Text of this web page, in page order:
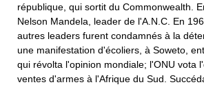
république, qui sortit du Commonwealth.
Nelson Mandela, leader de l'A.N.C. En
autres leaders furent condamnés à la
une manifestation d'écoliers, à Soweto,
qui révolta l'opinion mondiale; l'ONU vota
ventes d'armes à l'Afrique du Sud.